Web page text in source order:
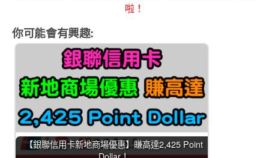
啦！
你可能會有興趣:
【銀聯信用卡新地商場優惠】賺高達2,425 Point